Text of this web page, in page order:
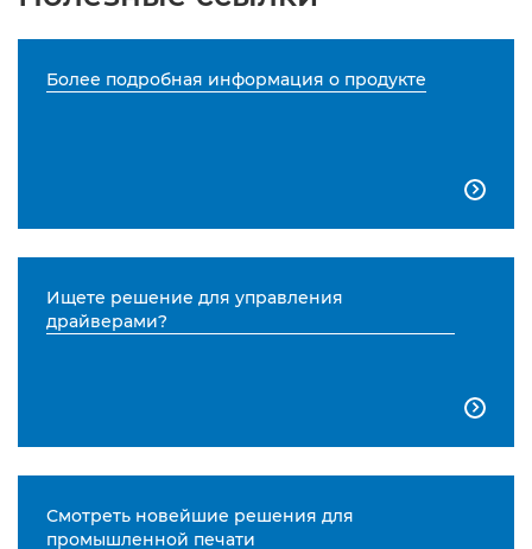
Более подробная информация о продукте

Ищете решение для управления
драйверами?

Смотреть новейшие решения для
промышленной печати